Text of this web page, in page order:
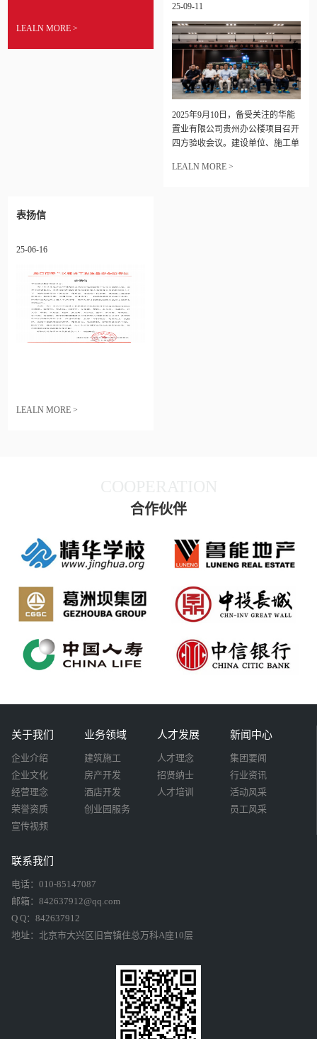
LEALN MORE >
25-09-11
2025年9月10日，备受关注的华能
置业有限公司贵州办公楼项目召开
四方验收会议。建设单位、施工单
阳分公司、物业单位等多方单位负
LEALN MORE >
表扬信
25-06-16
LEALN MORE >
合作伙伴
关于我们
企业介绍
企业文化
经营理念
荣誉资质
宣传视频
业务领域
建筑施工
房产开发
酒店开发
创业园服务
人才发展
人才理念
招贤纳士
人才培训
新闻中心
集团要闻
行业资讯
活动风采
员工风采
联系我们
电话：010-85147087
邮箱：842637912@qq.com
Q Q：842637912
地址：北京市大兴区旧宫镇住总万科A座10层